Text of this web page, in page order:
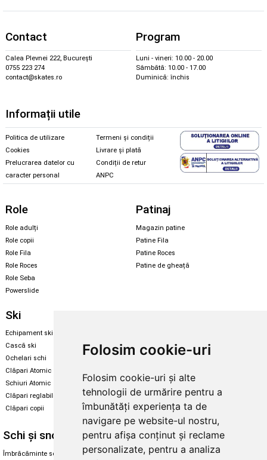
Folosim cookie-uri
Folosim cookie-uri și alte
tehnologii de urmărire pentru a
îmbunătăți experiența ta de
navigare pe website-ul nostru,
pentru afișa conținut și reclame
personalizate, pentru a analiza
Contact
Calea Plevnei 222, București
0755 223 274
contact@skates.ro
Program
Luni - vineri: 10.00 - 20.00
Sâmbătă: 10.00 - 17.00
Duminică: închis
Informații utile
Politica de utilizare
Cookies
Prelucrarea datelor cu
caracter personal
Termeni și condiții
Livrare și plată
Condiții de retur
ANPC
Role
Role adulți
Role copii
Role Fila
Role Roces
Role Seba
Powerslide
Patinaj
Magazin patine
Patine Fila
Patine Roces
Patine de gheață
Ski
Echipament ski
Cască ski
Ochelari schi
Clăpari Atomic
Schiuri Atomic
Clăpari reglabili
Clăpari copii
Echipament snowboard
Skate & longboard
Santa Cruz
Enuff Skateboards
Schi și snowboard
Îmbrăcăminte schi și snowboard
Diverse
Cum aleg rolele